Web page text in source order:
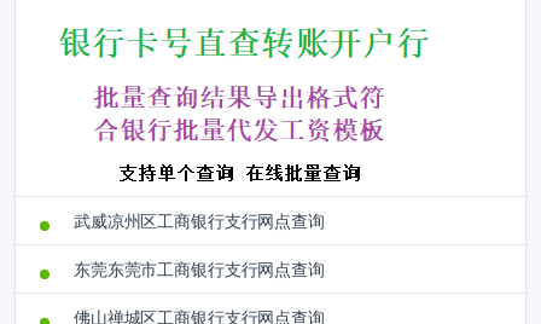
武威凉州区工商银行支行网点查询
东莞东莞市工商银行支行网点查询
佛山禅城区工商银行支行网点查询